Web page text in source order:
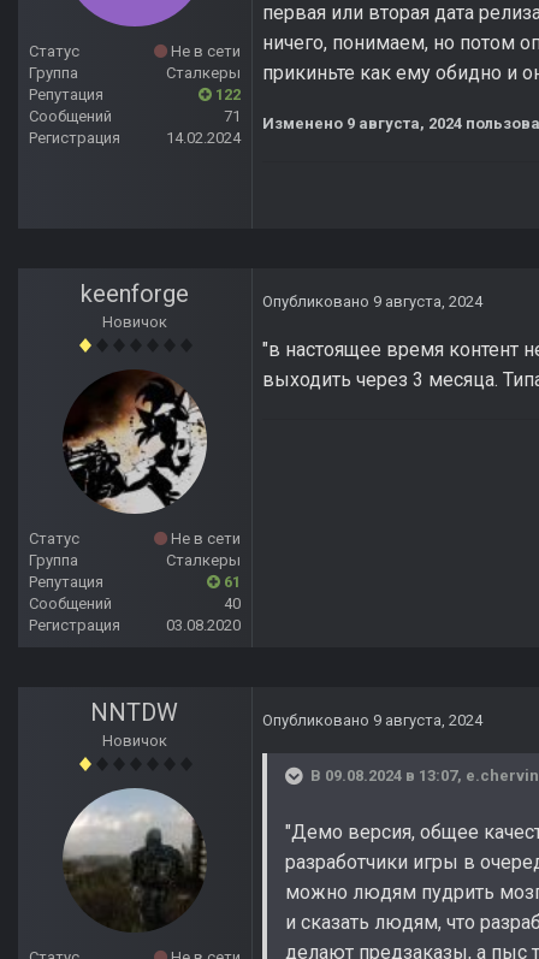
Статус
Не в сети
Группа
Сталкеры
Репутация
122
Сообщений
71
Регистрация
14.02.2024
первая или вторая дата
ничего, понимаем, но потом
прикиньте как ему обидно и
Изменено 9 августа, 2024
keenforge
Новичок
Статус
Не в сети
Группа
Сталкеры
Репутация
61
Сообщений
40
Регистрация
03.08.2020
Опубликовано 9 августа, 2024
"в настоящее время контент
выходить через 3 месяца.
NNTDW
Новичок
Опубликовано 9 августа, 2024
В 09.08.2024 в 13:07,
"Демо версия, общее
разработчики игры в
можно людям пудрить
и сказать людям, что
делают предзаказы, а пыс